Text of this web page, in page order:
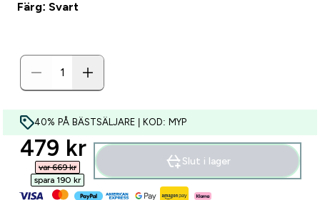
Färg: Svart
40% PÅ BÄSTSÄLJARE | KOD: MYP
discounted price
479 kr‎
var 669 kr‎
spara 190 kr‎
Slut i lager